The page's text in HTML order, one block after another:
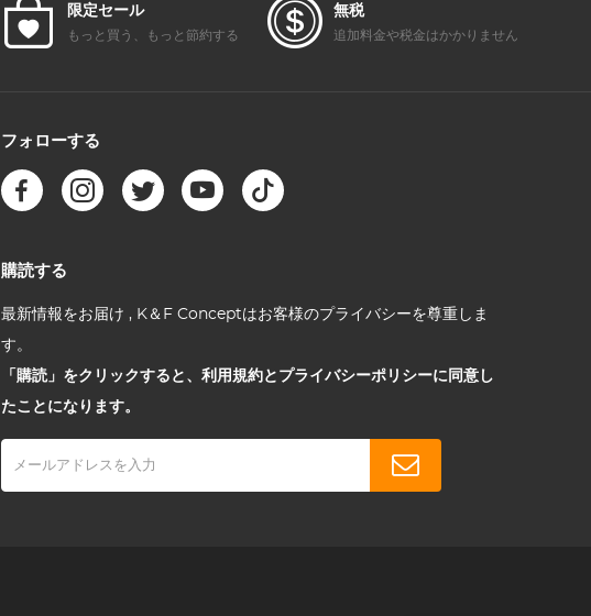
限定セール
もっと買う、もっと節約する
無税
追加料金や税金はかかりません
フォローする
購読する
最新情報をお届け , K＆F Conceptはお客様のプライバシーを尊重しま
す。
「購読」をクリックすると、利用規約とプライバシーポリシーに同意し
たことになります。